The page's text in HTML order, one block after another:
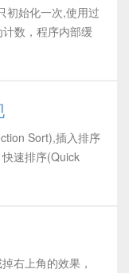
初始化一次,使用过
数，程序内部缓
Sort),插入排序
速排序(Quick
右上角的效果，